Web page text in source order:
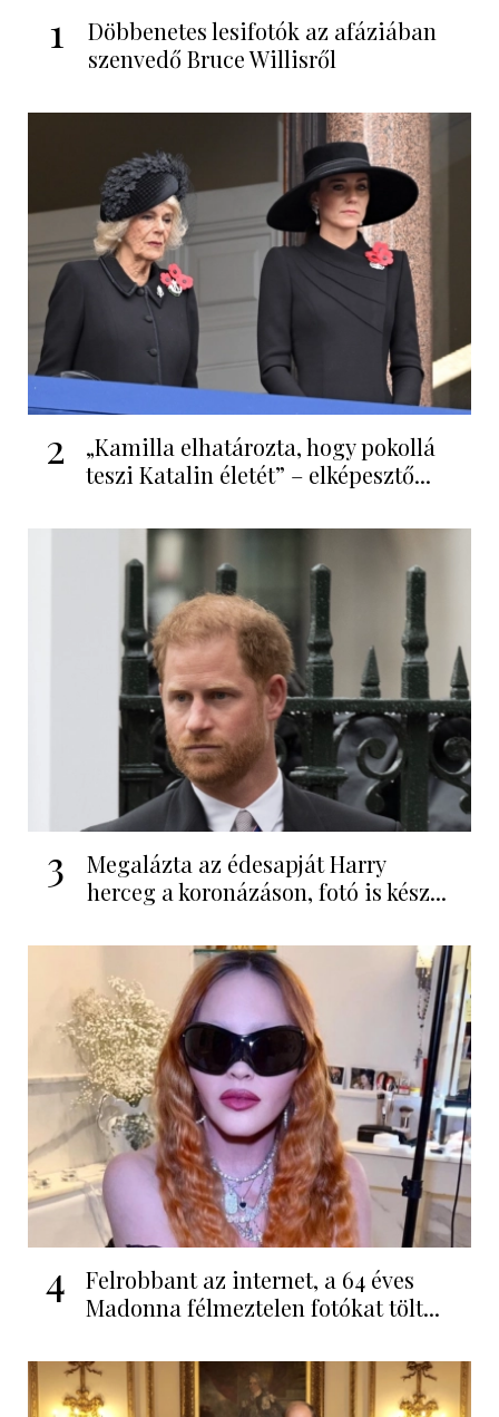
1
Döbbenetes lesifotók az afáziában
szenvedő Bruce Willisről
2
„Kamilla elhatározta, hogy pokollá
teszi Katalin életét” – elképesztő...
3
Megalázta az édesapját Harry
herceg a koronázáson, fotó is kész...
4
Felrobbant az internet, a 64 éves
Madonna félmeztelen fotókat tölt...